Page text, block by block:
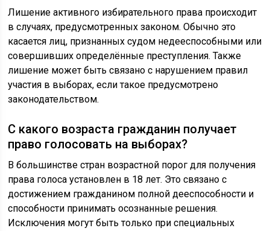
Лишение активного избирательного права происходит
в случаях, предусмотренных законом. Обычно это
касается лиц, признанных судом недееспособными или
совершивших определённые преступления. Также
лишение может быть связано с нарушением правил
участия в выборах, если такое предусмотрено
законодательством.
С какого возраста гражданин получает
право голосовать на выборах?
В большинстве стран возрастной порог для получения
права голоса установлен в 18 лет. Это связано с
достижением гражданином полной дееспособности и
способности принимать осознанные решения.
Исключения могут быть только при специальных